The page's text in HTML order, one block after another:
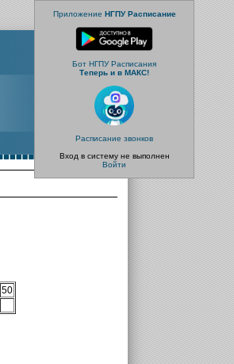
Приложение НГПУ Расписание
Бот НГПУ Расписания
Теперь и в МАКС!
Расписание звонков
Вход в систему не выполнен
Войти
50